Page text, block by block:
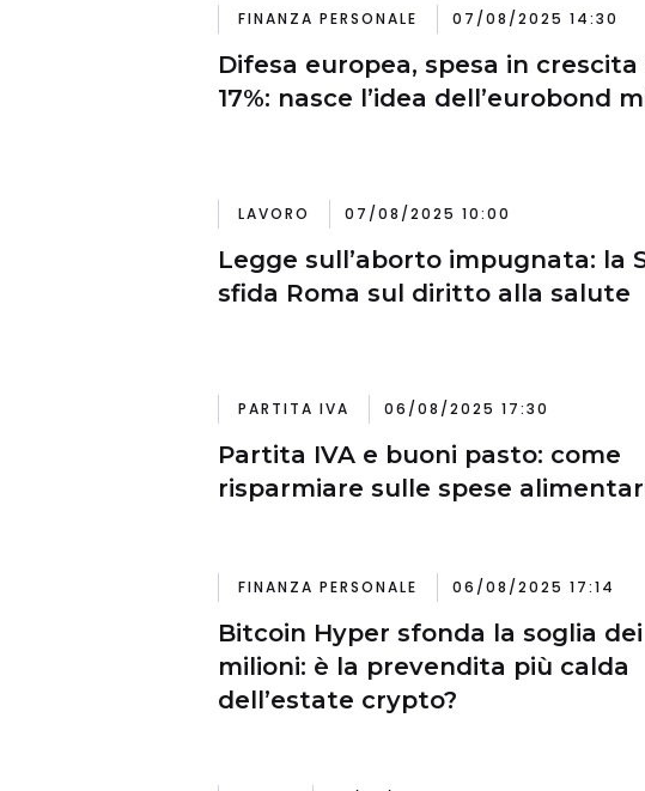
FINANZA PERSONALE 07/08/2025 14:30
Difesa europea, spesa in crescita
17%: nasce l’idea dell’eurobond
LAVORO 07/08/2025 10:00
Legge sull’aborto impugnata: la
sfida Roma sul diritto alla salute
PARTITA IVA 06/08/2025 17:30
Partita IVA e buoni pasto: come
risparmiare sulle spese
FINANZA PERSONALE 06/08/2025 17:14
Bitcoin Hyper sfonda la soglia
milioni: è la prevendita più calda
dell’estate crypto?